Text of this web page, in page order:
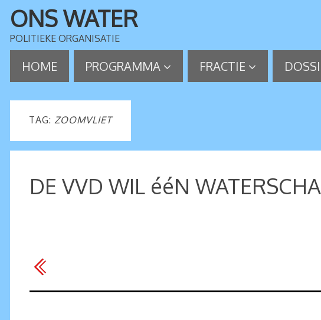
ONS WATER
POLITIEKE ORGANISATIE
HOME PROGRAMMA FRACTIE
TAG: ZOOMVLIET
DE VVD WIL ééN